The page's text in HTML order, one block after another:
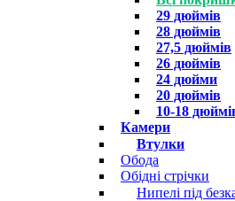
29 дюймів
28 дюймів
27,5 дюймів
26 дюймів
24 дюйми
20 дюймів
10-18
Камери
Втулки
Обода
Обідні стрічки
Нипелі під